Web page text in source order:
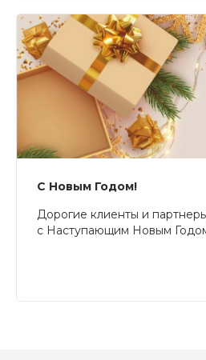
С Новым Годом!
Дорогие клиенты и
с Наступающим Новым